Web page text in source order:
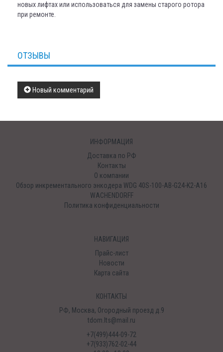
новых лифтах или использоваться для замены старого ротора
при ремонте.
ОТЗЫВЫ
Новый комментарий
ИНФОРМАЦИЯ
Доставка по РФ
Контакты
О компании
Обзор инкрементального энкодера WDG 40S-100-AB-G24-K2-A16
WACHENDORFF
Политика конфиденциальности
НАВИГАЦИЯ
Прайс-лист
Новости
Карта сайта
КОНТАКТЫ
РФ, Москва, Огородный проезд д.9
tdom.lts@mail.ru
+7(499)444-09-72
+7(933)762-02-44